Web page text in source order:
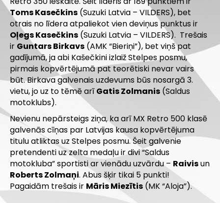
Toms Kasečkins (Suzuki Latvia – VILDERS), bet
otrais no līdera atpaliekot vien deviņus punktus ir
Oļegs Kasečkins (Suzuki Latvia – VILDERS). Trešais
ir Guntars Birkavs (AMK “Bieriņi”), bet viņš pat
gadījumā, ja abi Kašečkini izlaiž Stelpes posmu,
pirmais kopvērtējumā pat teorētiski nevar vairs
būt. Birkava galvenais uzdevums būs nosargā 3.
vietu, jo uz to tēmē arīGatis Zolmanis (Saldus
motoklubs).
Nevienu nepārsteigs ziņa, ka arī MX Retro 500 klasē
galvenās cīņas par Latvijas kausa kopvērtējuma
titulu atliktas uz Stelpes posmu. Šeit galvenie
pretendenti uz zelta medaļu ir divi “Saldus
motokluba” sportisti ar vienādu uzvārdu – Raivisun
Roberts Zolmaņi. Abus šķir tikai 5 punkti!
Pagaidām trešais ir Māris Miezītis (MK “Aloja”).